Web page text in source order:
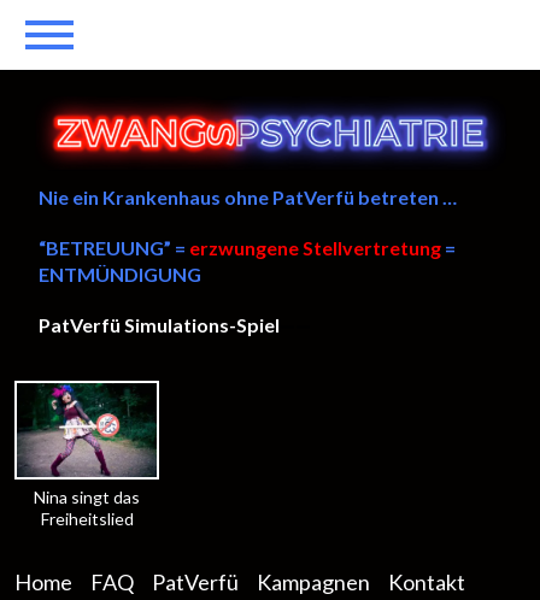
Nina singt das
Freiheitslied
Nie ein Krankenhaus ohne PatVerfü betreten …
“BETREUUNG” = erzwungene Stellvertretung =
ENTMÜNDIGUNG
PatVerfü Simulations-Spiel
Home FAQ PatVerfü Kampagnen Kontakt